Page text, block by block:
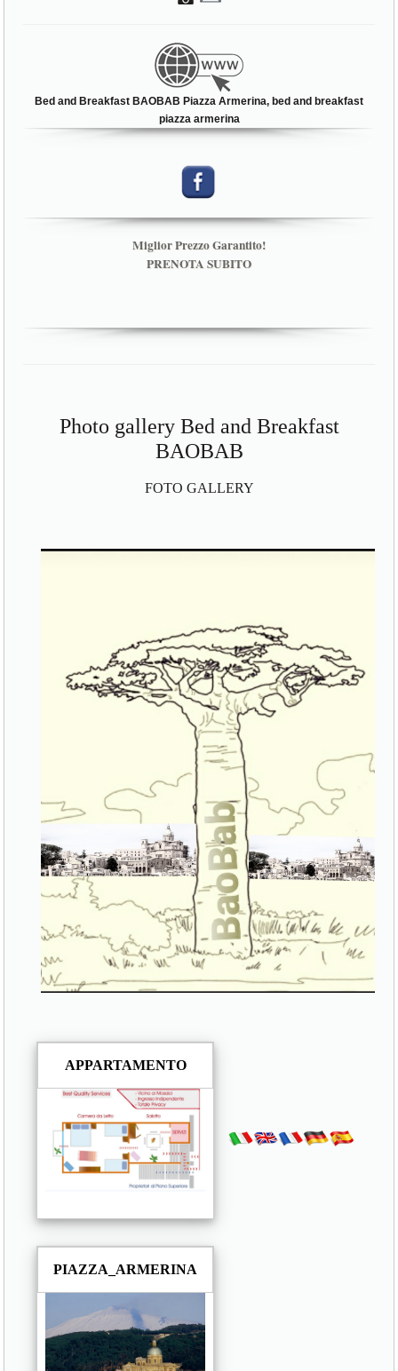
Bed and Breakfast BAOBAB Piazza Armerina, bed and breakfast
piazza armerina
Miglior Prezzo Garantito!
PRENOTA SUBITO
Photo gallery Bed and Breakfast
BAOBAB
FOTO GALLERY
APPARTAMENTO
PIAZZA_ARMERINA